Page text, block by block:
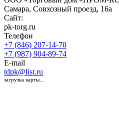
Самара, Совхозный проезд, 16а
Сайт:
pk-torg.ru
Телефон
+7 (846) 207-14-70
+7 (987) 904-89-74
E-mail
tdpk@list.ru
загрузка карты...